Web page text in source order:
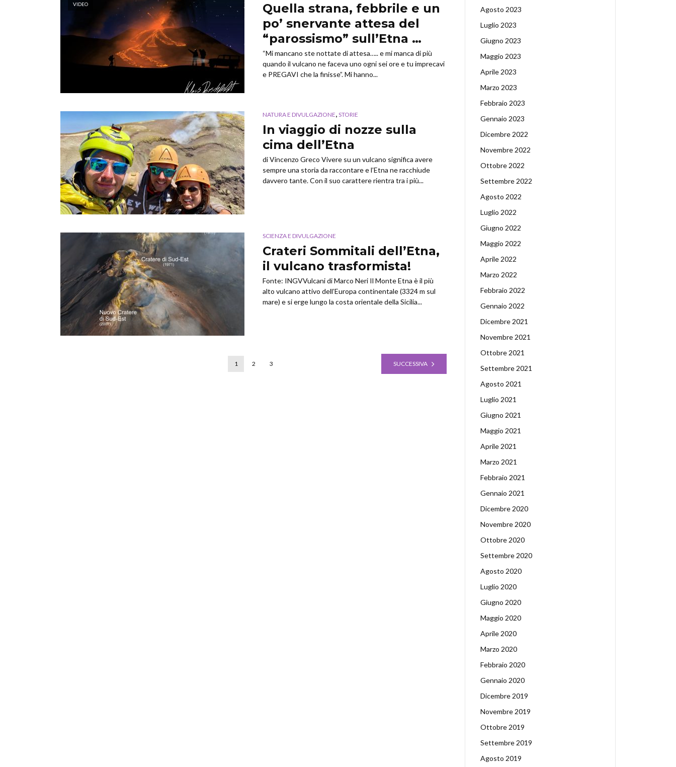
VIDEO
Quella strana, febbrile e un
po’ snervante attesa del
“parossismo” sull’Etna …
“Mi mancano ste nottate di attesa….. e mi manca di più
quando il vulcano ne faceva uno ogni sei ore e tu imprecavi
e PREGAVI che la finisse”. Mi hanno...
NATURA E DIVULGAZIONE, STORIE
In viaggio di nozze sulla
cima dell’Etna
di Vincenzo Greco Vivere su un vulcano significa avere
sempre una storia da raccontare e l’Etna ne racchiude
davvero tante. Con il suo carattere rientra tra i più...
SCIENZA E DIVULGAZIONE
Crateri Sommitali dell’Etna,
il vulcano trasformista!
Fonte: INGVVulcani di Marco Neri Il Monte Etna è il più
alto vulcano attivo dell’Europa continentale (3324 m sul
mare) e si erge lungo la costa orientale della Sicilia...
1 2 3 SUCCESSIVA
Agosto 2023
Luglio 2023
Giugno 2023
Maggio 2023
Aprile 2023
Marzo 2023
Febbraio 2023
Gennaio 2023
Dicembre 2022
Novembre 2022
Ottobre 2022
Settembre 2022
Agosto 2022
Luglio 2022
Giugno 2022
Maggio 2022
Aprile 2022
Marzo 2022
Febbraio 2022
Gennaio 2022
Dicembre 2021
Novembre 2021
Ottobre 2021
Settembre 2021
Agosto 2021
Luglio 2021
Giugno 2021
Maggio 2021
Aprile 2021
Marzo 2021
Febbraio 2021
Gennaio 2021
Dicembre 2020
Novembre 2020
Ottobre 2020
Settembre 2020
Agosto 2020
Luglio 2020
Giugno 2020
Maggio 2020
Aprile 2020
Marzo 2020
Febbraio 2020
Gennaio 2020
Dicembre 2019
Novembre 2019
Ottobre 2019
Settembre 2019
Agosto 2019